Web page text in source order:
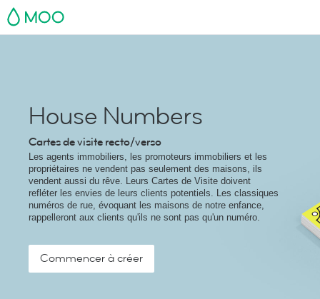
MOO
House Numbers
Cartes de visite recto/verso
Les agents immobiliers, les promoteurs immobiliers et les
propriétaires ne vendent pas seulement des maisons, ils
vendent aussi du rêve. Leurs Cartes de Visite doivent
refléter les envies de leurs clients potentiels. Les classiques
numéros de rue, évoquant les maisons de notre enfance,
rappelleront aux clients qu'ils ne sont pas qu'un numéro.
Commencer à créer